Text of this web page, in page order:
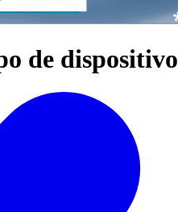
de dispositivo